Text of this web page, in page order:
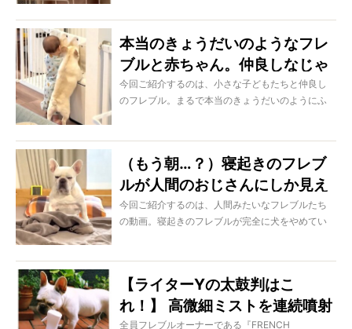
本当のきょうだいのようなフレ
ブルと赤ちゃん。仲良しなじゃ
れあいが微笑ましい！【動画】
今回ご紹介するのは、小さな子どもたちと仲良し
のフレブル。まるで本当のきょうだいのようにふ
（もう朝…？）寝起きのフレブ
ルが人間のおじさんにしか見え
ない。犬やめたの？【動画】
今回ご紹介するのは、人間みたいなフレブルたち
の動画。寝起きのフレブルが完全に犬をやめてい
【ライターYの太鼓判はこ
れ！】 高微細ミストを連続噴射
全員フレブルオーナーである『FRENCH